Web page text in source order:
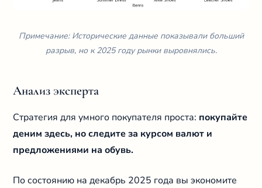
Примечание: Исторические данные показывали больший
разрыв, но к 2025 году рынки выровнялись.
Анализ эксперта
Стратегия для умного покупателя проста: покупайте
деним здесь, но следите за курсом валют и
предложениями на обувь.
По состоянию на декабрь 2025 года вы экономите